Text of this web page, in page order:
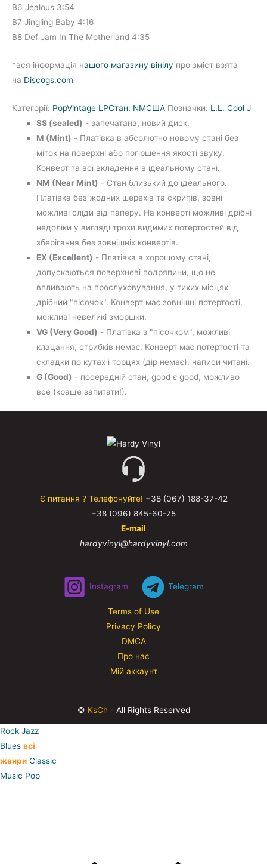
B6 Jealous 3:54
B7 Jingling Baby 4:16
B8 Def Jam In The Motherland 4:35
*вся інформація нашого магазину вінілу про зміст взята
на Discogs.com
Категорії: PopVintage LPСтан: NMСША Позначки: L.L. Cool J
SS (sealed) - запечатана, новий диск.
M (Mint) - Платівка в абсолютно новому стані без
міток на поверхні або погіршення якості звуку.
Конверт та всі вкладення в ідеальному стані.
NM (Near Mint) - Стан близький до ідеального.
Платівка без жодних шерехів та скрипів, зовні
можливі сліди від паперу. На конверті можливі дрібні
недоліки у вигляді трохи видимих потертостей від
зберігання без зовнішніх конвертів.
EX (Excellent) - Платівка в хорошому стані,
допускаються поверхневі подряпини, що не
впливають на прослуховування, у тихих місцях
дрібний "пісочок". Конверт має зовнішні потертості,
можливі невеликі зморшки.
VG (Very Good) - Платівка з "пісочком", можливі
клацання, стрибків немає. Конверт має потертості та
складки по кутах і торцях (дір немає), написи читані.
G (Good) - посередній стан, good є good, можливо
все (краще запитати!).
Є питання ? Телефонуйте! +38 (067) 188-37-42
+38 (096) 845-60-75
E-mail
hardyvinyl@hardyvinyl.com
Instagram Telegram
Terms of Use
Privacy Policy
DMCA
Про нас
Мій аккаунт
© KsCh All Rights Reserved
Rock Jazz
Blues всі
жанри Classic
Music Pop